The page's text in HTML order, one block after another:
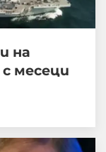
на
месеци